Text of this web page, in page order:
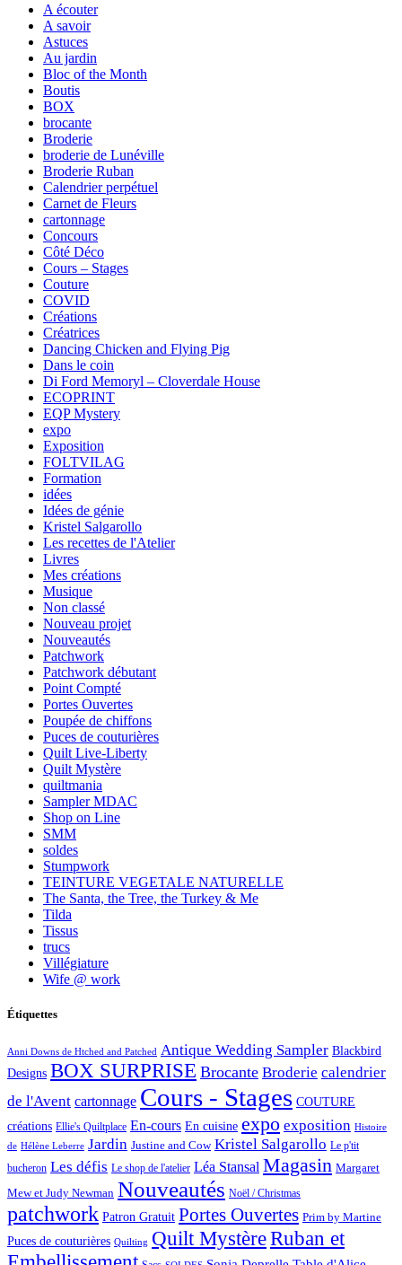
A écouter
A savoir
Astuces
Au jardin
Bloc of the Month
Boutis
BOX
brocante
Broderie
broderie de Lunéville
Broderie Ruban
Calendrier perpétuel
Carnet de Fleurs
cartonnage
Concours
Côté Déco
Cours – Stages
Couture
COVID
Créations
Créatrices
Dancing Chicken and Flying Pig
Dans le coin
Di Ford Memoryl – Cloverdale House
ECOPRINT
EQP Mystery
expo
Exposition
FOLTVILAG
Formation
idées
Idées de génie
Kristel Salgarollo
Les recettes de l'Atelier
Livres
Mes créations
Musique
Non classé
Nouveau projet
Nouveautés
Patchwork
Patchwork débutant
Point Compté
Portes Ouvertes
Poupée de chiffons
Puces de couturières
Quilt Live-Liberty
Quilt Mystère
quiltmania
Sampler MDAC
Shop on Line
SMM
soldes
Stumpwork
TEINTURE VEGETALE NATURELLE
The Santa, the Tree, the Turkey & Me
Tilda
Tissus
trucs
Villégiature
Wife @ work
Étiquettes
Anni Downs de Htched and Patched Antique Wedding Sampler Blackbird
Designs BOX SURPRISE Brocante Broderie calendrier
de l'Avent cartonnage Cours - Stages COUTURE
créations Ellie's Quiltplace En-cours En cuisine expo exposition Histoire
de Hélène Leberre Jardin Justine and Cow Kristel Salgarollo Le p'tit
bucheron Les défis Le shop de l'atelier Léa Stansal Magasin Margaret
Mew et Judy Newman Nouveautés Noël / Christmas
patchwork Patron Gratuit Portes Ouvertes Prim by Martine
Puces de couturières Quilting Quilt MystèreRuban et